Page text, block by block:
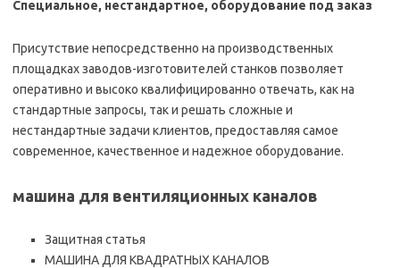
Специальное, нестандартное, оборудование под заказ
Присутствие непосредственно на производственных
площадках заводов-изготовителей станков позволяет
оперативно и высоко квалифицированно отвечать, как на
стандартные запросы, так и решать сложные и
нестандартные задачи клиентов, предоставляя самое
современное, качественное и надежное оборудование.
машина для вентиляционных каналов
Защитная статья
МАШИНА ДЛЯ КВАДРАТНЫХ КАНАЛОВ